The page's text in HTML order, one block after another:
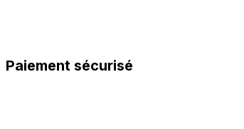
Paiement sécurisé